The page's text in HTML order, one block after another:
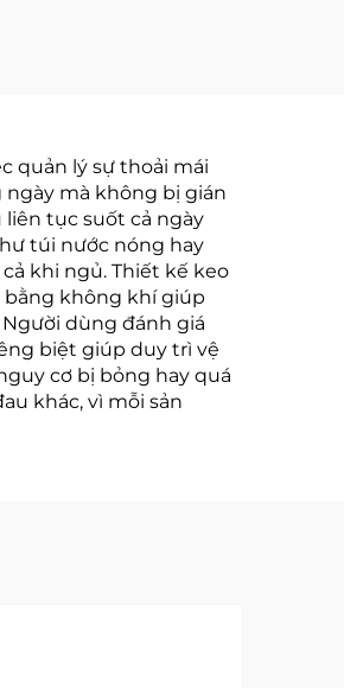
quản lý sự thoải mái
mà không bị gián
liên tục suốt cả ngày
túi nước nóng hay
khi ngủ. Thiết kế keo
bằng không khí giúp
dùng đánh giá
biệt giúp duy trì vệ
cơ bị bỏng hay quá
khác, vì mỗi sản